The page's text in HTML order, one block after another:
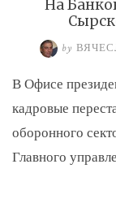
На
by
В Офисе
кадровые
оборонного
Главного